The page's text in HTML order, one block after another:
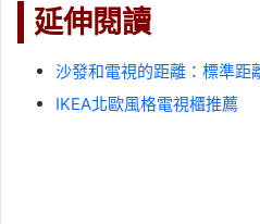
延伸閱讀
沙發和電視的距離：標準距
IKEA北歐風格電視櫃推薦